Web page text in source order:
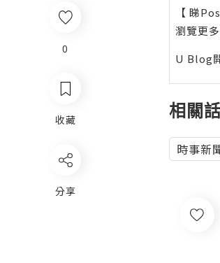
0
收藏
分享
【 睇
瀏覽更
U Blog
相關
時事新